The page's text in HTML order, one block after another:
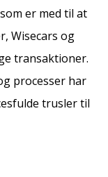
er med til at
Wisecars og
transaktioner.
processer har
trusler til